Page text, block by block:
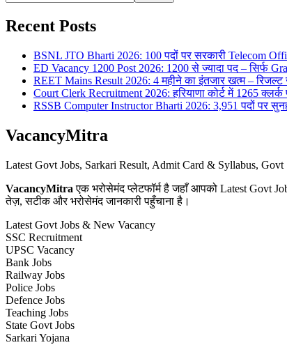
Recent Posts
BSNL JTO Bharti 2026: 100 पदों पर सरकारी Telecom
ED Vacancy 1200 Post 2026: 1200 से ज्यादा पद – सिर्फ
REET Mains Result 2026: 4 महीने का इंतजार खत्म – रिजल्ट
Court Clerk Recruitment 2026: हरियाणा कोर्ट में 1265
RSSB Computer Instructor Bharti 2026: 3,951 पदों पर
VacancyMitra
Latest Govt Jobs, Sarkari Result, Admit Card & Syllabus,
VacancyMitra एक भरोसेमंद प्लेटफॉर्म है जहाँ आपको Latest Govt
तेज़, सटीक और भरोसेमंद जानकारी पहुँचाना है।
Latest Govt Jobs & New Vacancy
SSC Recruitment
UPSC Vacancy
Bank Jobs
Railway Jobs
Police Jobs
Defence Jobs
Teaching Jobs
State Govt Jobs
Sarkari Yojana